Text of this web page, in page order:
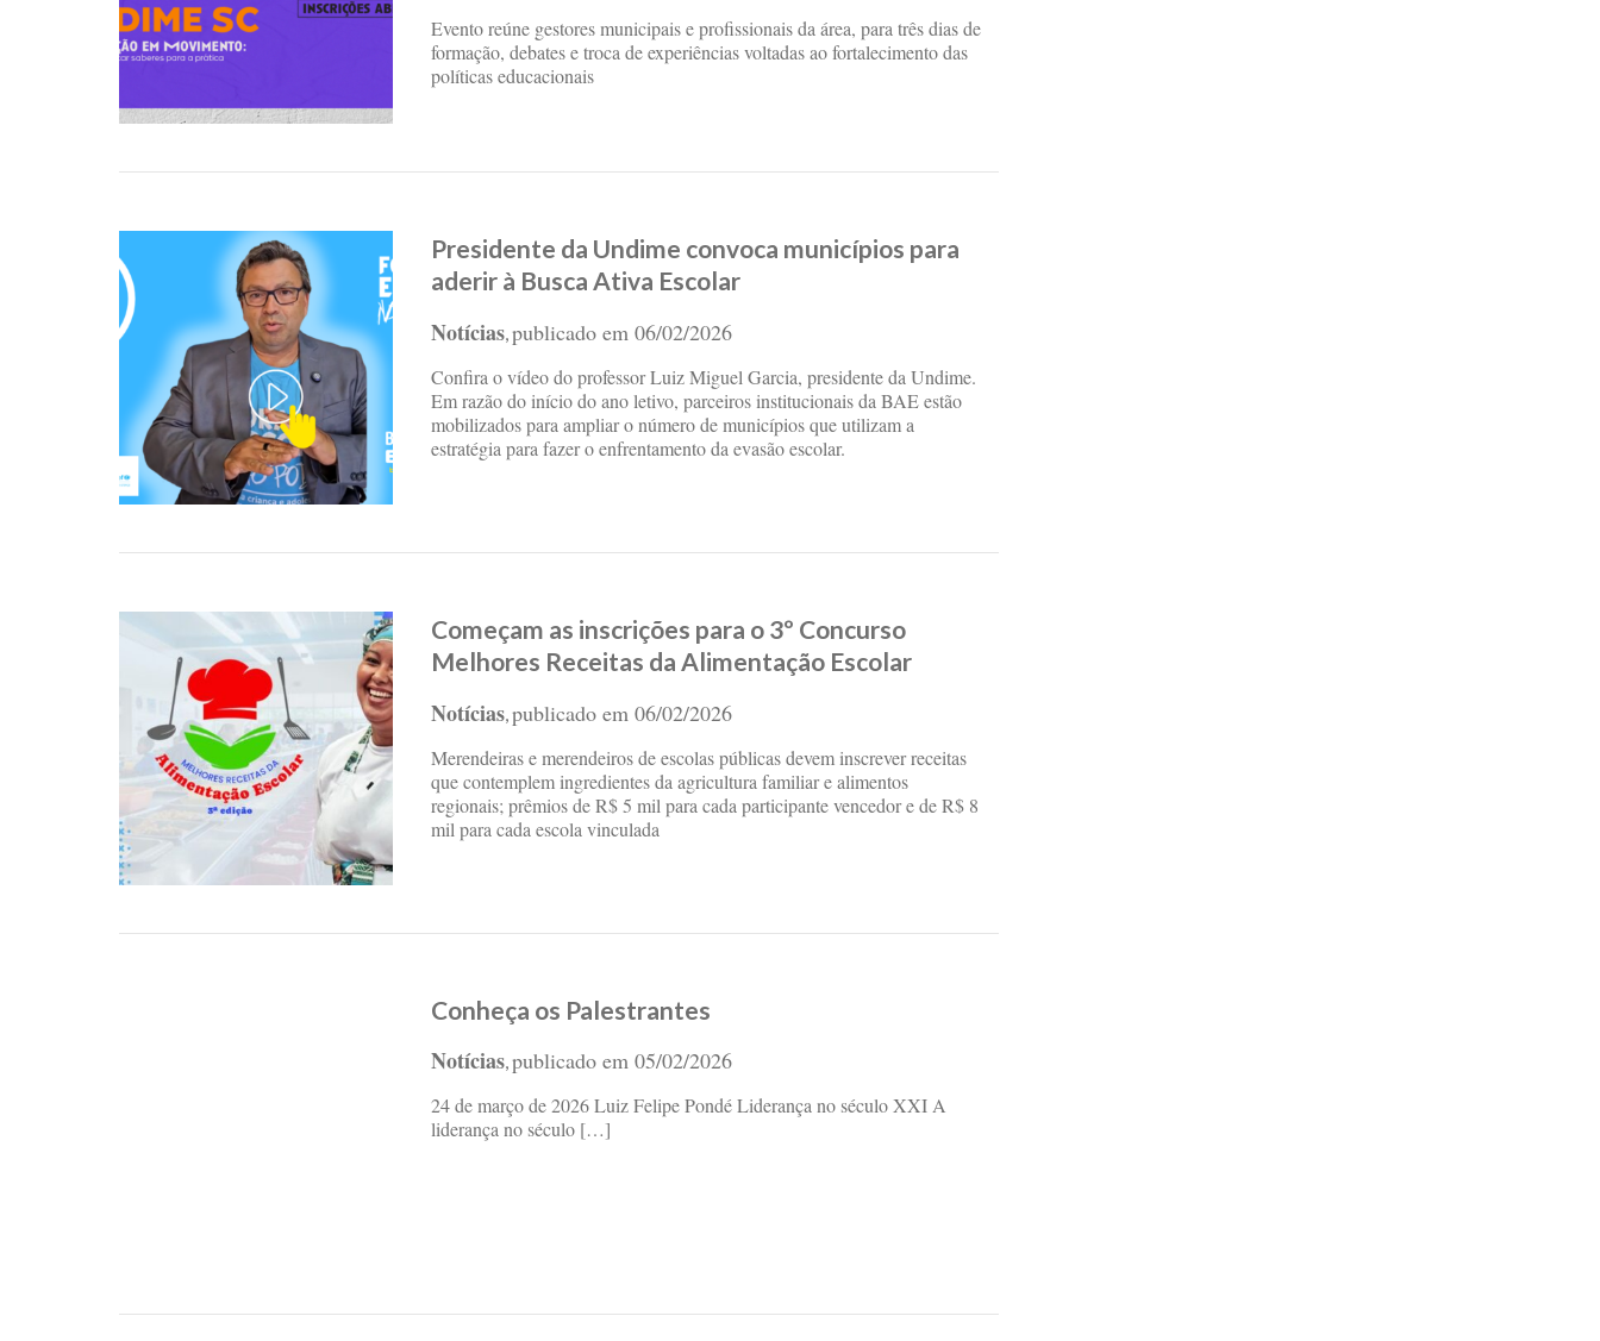
Evento reúne gestores municipais e profissionais da área, para três dias de
formação, debates e troca de experiências voltadas ao fortalecimento das
políticas educacionais
Presidente da Undime convoca municípios para
aderir à Busca Ativa Escolar
Notícias publicado em 06/02/2026
Confira o vídeo do professor Luiz Miguel Garcia, presidente da Undime.
Em razão do início do ano letivo, parceiros institucionais da BAE estão
mobilizados para ampliar o número de municípios que utilizam a
estratégia para fazer o enfrentamento da evasão escolar.
Começam as inscrições para o 3º Concurso
Melhores Receitas da Alimentação Escolar
Notícias publicado em 06/02/2026
Merendeiras e merendeiros de escolas públicas devem inscrever receitas
que contemplem ingredientes da agricultura familiar e alimentos
regionais; prêmios de R$ 5 mil para cada participante vencedor e de R$ 8
mil para cada escola vinculada
Conheça os Palestrantes
Notícias,publicado em 05/02/2026
24 de março de 2026 Luiz Felipe Pondé Liderança no século XXI A
liderança no século […]